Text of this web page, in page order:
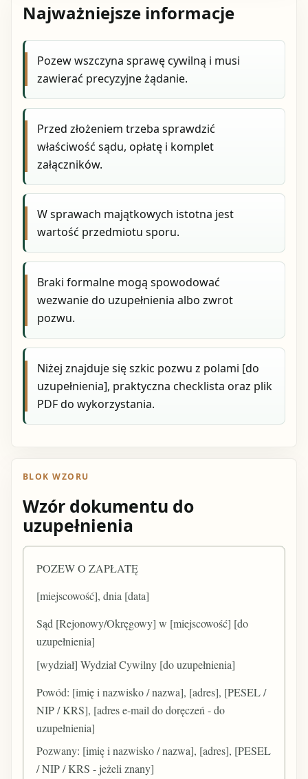
Najważniejsze informacje
Pozew wszczyna sprawę cywilną i musi
zawierać precyzyjne żądanie.
Przed złożeniem trzeba sprawdzić
właściwość sądu, opłatę i komplet
załączników.
W sprawach majątkowych istotna jest
wartość przedmiotu sporu.
Braki formalne mogą spowodować
wezwanie do uzupełnienia albo zwrot
pozwu.
Niżej znajduje się szkic pozwu z polami [do
uzupełnienia], praktyczna checklista oraz plik
PDF do wykorzystania.
BLOK WZORU
Wzór dokumentu do
uzupełnienia
POZEW O ZAPŁATĘ
[miejscowość], dnia [data]
Sąd [Rejonowy/Okręgowy] w [miejscowość] [do
uzupełnienia]
[wydział] Wydział Cywilny [do uzupełnienia]
Powód: [imię i nazwisko / nazwa], [adres], [PESEL /
NIP / KRS], [adres e-mail do doręczeń - do
uzupełnienia]
Pozwany: [imię i nazwisko / nazwa], [adres], [PESEL
/ NIP / KRS - jeżeli znany]